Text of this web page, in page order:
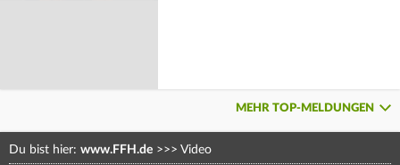
MEHR TOP-MELDUNGEN
Du bist hier: www.FFH.de >>> Video